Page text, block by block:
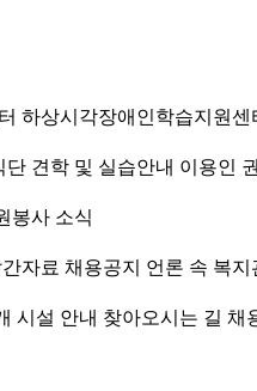
하상시각장애인학습지원센
단 견학 및 실습안내 이용인
봉사 소식
자료 채용공지 언론 속 복지
시설 안내 찾아오시는 길 채